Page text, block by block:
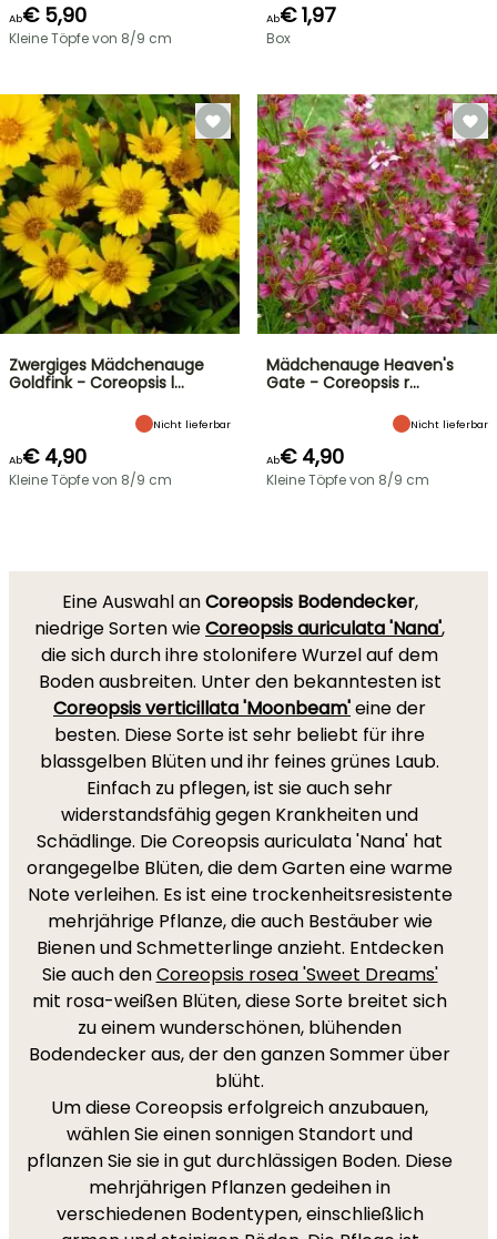
Ab€ 5,90
Kleine Töpfe von 8/9 cm
Ab€ 1,97
Box
Zwergiges Mädchenauge
Goldfink - Coreopsis l…
Nicht lieferbar
Ab€ 4,90
Kleine Töpfe von 8/9 cm
Mädchenauge Heaven's
Gate - Coreopsis r…
Nicht lieferbar
Ab€ 4,90
Kleine Töpfe von 8/9 cm
Eine Auswahl anCoreopsis Bodendecker,
niedrige Sorten wieCoreopsis auriculata 'Nana',
die sich durch ihre stolonifere Wurzel auf dem
Boden ausbreiten. Unter den bekanntesten ist
Coreopsis verticillata 'Moonbeam'eine der
besten. Diese Sorte ist sehr beliebt für ihre
blassgelben Blüten und ihr feines grünes Laub.
Einfach zu pflegen, ist sie auch sehr
widerstandsfähig gegen Krankheiten und
Schädlinge. Die Coreopsis auriculata 'Nana' hat
orangegelbe Blüten, die dem Garten eine warme
Note verleihen. Es ist eine trockenheitsresistente
mehrjährige Pflanze, die auch Bestäuber wie
Bienen und Schmetterlinge anzieht. Entdecken
Sie auch denCoreopsis rosea 'Sweet Dreams'
mit rosa-weißen Blüten, diese Sorte breitet sich
zu einem wunderschönen, blühenden
Bodendecker aus, der den ganzen Sommer über
blüht.
Um diese Coreopsis erfolgreich anzubauen,
wählen Sie einen sonnigen Standort und
pflanzen Sie sie in gut durchlässigen Boden. Diese
mehrjährigen Pflanzen gedeihen in
verschiedenen Bodentypen, einschließlich